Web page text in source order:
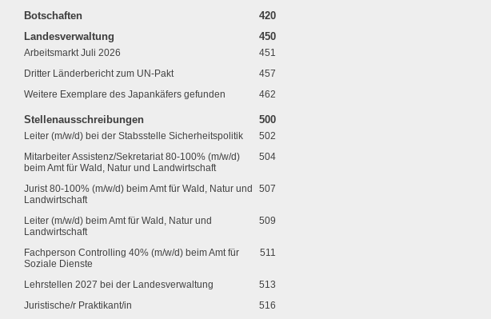
420
Botschaften
450
Landesverwaltung
451
Arbeitsmarkt Juli 2026
457
Dritter Länderbericht zum UN-Pakt
462
Weitere Exemplare des Japankäfers gefunden
500
Stellenausschreibungen
502
Leiter (m/w/d) bei der Stabsstelle Sicherheitspolitik
504
Mitarbeiter Assistenz/Sekretariat 80-100% (m/w/d)
beim Amt für Wald, Natur und Landwirtschaft
507
Jurist 80-100% (m/w/d) beim Amt für Wald, Natur und
Landwirtschaft
509
Leiter (m/w/d) beim Amt für Wald, Natur und
Landwirtschaft
511
Fachperson Controlling 40% (m/w/d) beim Amt für
Soziale Dienste
513
Lehrstellen 2027 bei der Landesverwaltung
516
Juristische/r Praktikant/in